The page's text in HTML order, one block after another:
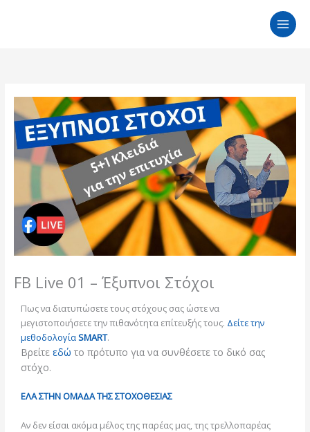
FB Live 01 – Έξυπνοι Στόχοι
Πως να διατυπώσετε τους στόχους σας ώστε να
μεγιστοποιήσετε την πιθανότητα επίτευξής τους. Δείτε την
μεθοδολογίαSMART.
Βρείτε εδώ το πρότυπο για να συνθέσετε το δικό σας
στόχο.
ΕΛΑ ΣΤΗΝ ΟΜΑΔΑ ΤΗΣ ΣΤΟΧΟΘΕΣΙΑΣ
Αν δεν είσαι ακόμα μέλος της παρέας μας, της τρελλοπαρέας